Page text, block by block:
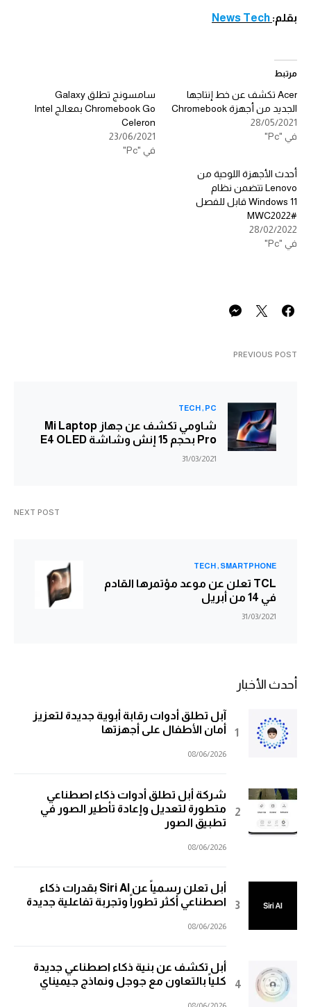
بقلم:
مرتبط
Acer تكشف عن خط إنتاجها
الجديد من أجهزة Chromebook
28/05/2021
في "Pc"
سامسونج تطلق Galaxy
Chromebook Go بمعالج Intel
Celeron
23/06/2021
في "Pc"
أحدث الأجهزة اللوحية من
Lenovo تتضمن نظام
Windows 11 قابل للفصل
#MWC2022
28/02/2022
في "Pc"
PREVIOUS POST
PC
TECH
شاومي تكشف عن جهاز Mi Laptop
Pro بحجم 15 إنش وشاشة E4 OLED
31/03/2021
NEXT POST
SMARTPHONE
TECH
TCL تعلن عن موعد مؤتمرها القادم
في 14 من أبريل
31/03/2021
أحدث الأخبار
آبل تطلق أدوات رقابة أبوية جديدة لتعزيز
أمان الأطفال على أجهزتها
08/06/2026
شركة أبل تطلق أدوات ذكاء اصطناعي
متطورة لتعديل وإعادة تأطير الصور في
تطبيق الصور
08/06/2026
أبل تعلن رسمياً عن Siri AI بقدرات ذكاء
اصطناعي أكثر تطوراً وتجربة تفاعلية جديدة
08/06/2026
أبل تكشف عن بنية ذكاء اصطناعي جديدة
كلياً بالتعاون مع جوجل ونماذج جيميناي